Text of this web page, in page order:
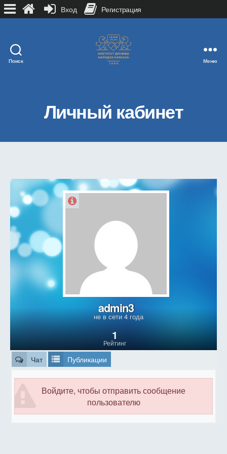
Поиск Меню
Личный кабинет
admin3
не в сети 4 года
Рейтинг
1
Чат Публикации
Войдите, чтобы отправить сообщение
пользователю
Вход Регистрация